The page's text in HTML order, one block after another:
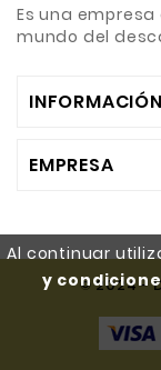
Al continuar
y
Es una
mundo del
EMPRESA
© 2024 -